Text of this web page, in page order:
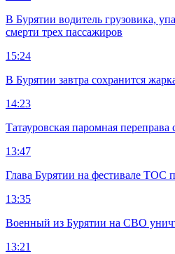
В Бурятии водитель грузовика,
смерти трех пассажиров
15:24
В Бурятии завтра сохранится
14:23
Татауровская паромная переправа
13:47
Глава Бурятии на фестивале ТОС
13:35
Военный из Бурятии на СВО
13:21